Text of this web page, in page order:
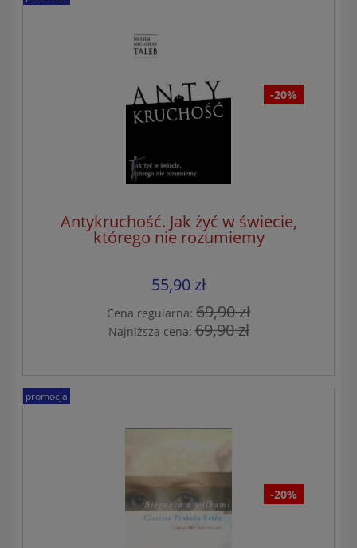
-20%
Antykruchość. Jak żyć w świecie,
którego nie rozumiemy
55,90 zł
Cena regularna: 69,90 zł
Najniższa cena:69,90 zł
-20%
promocja